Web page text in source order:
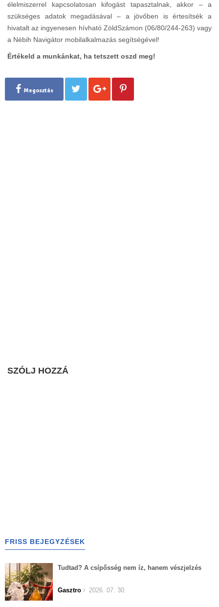
élelmiszerrel kapcsolatosan kifogást tapasztalnak, akkor – a
szükséges adatok megadásával – a jövőben is értesítsék a
hivatalt az ingyenesen hívható ZöldSzámon (06/80/244-263) vagy
a Nébih Navigátor mobilalkalmazás segítségével!
Értékeld a munkánkat, ha tetszett oszd meg!
Megosztás
SZÓLJ HOZZÁ
FRISS BEJEGYZÉSEK
Tudtad? A csípősség nem íz, hanem vészjelzés
Gasztro 2026. 07. 30.